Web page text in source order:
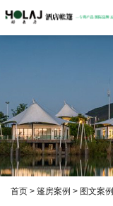
首页 > 篷房案例 > 图文案例